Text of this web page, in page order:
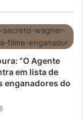
“O Agente
em lista de
enganadores do